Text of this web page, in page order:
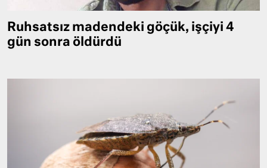
Ruhsatsız madendeki göçük, işçiyi 4
gün sonra öldürdü